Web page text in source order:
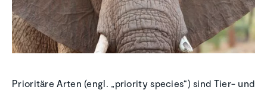
Prioritäre Arten (engl. „priority species“) sind Tier- und